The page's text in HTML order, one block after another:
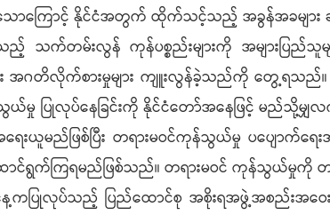
င်ခဲ့သောကြောင့် နိုင်ငံအတွက် ထိုက်သင့်သည့် အခွန်အခများ
သက်တမ်းလွန် ကုန်ပစ္စည်းများကို အများပြည်သူမျ
ဂတိလိုက်စားမှုများ ကျူးလွန်ခဲ့သည်ကို တွေ့ရသည်။ တရ
ယ်မှု ပြုလုပ်နေခြင်းကို နိုင်ငံတော်အနေဖြင့် မည်သို့မ
းယူမည်ဖြစ်ပြီး တရားမဝင်ကုန်သွယ်မှု ပပျောက်
ရွက်ကြရမည်ဖြစ်သည်။ တရားမဝင် ကုန်သွယ်မှုကို တ
ြုလုပ်သည့် ပြည်ထောင်စု အစိုးရအဖွဲ့အစည်းအဝေးတွ